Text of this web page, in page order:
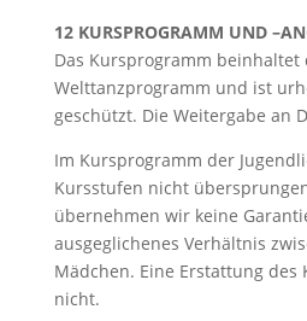
12 KURSPROGRAMM UND
Das Kursprogramm beinhaltet
Welttanzprogramm und ist
geschützt. Die Weitergabe an
Im Kursprogramm der
Kursstufen nicht
übernehmen wir keine
ausgeglichenes Verhältnis
Mädchen. Eine Erstattung
nicht.